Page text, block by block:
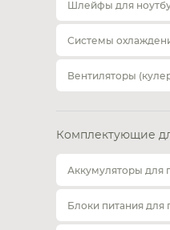
Шлейфы для
Системы
Вентиляторы
Комплектующие
Аккумуляторы для
Блоки питания для